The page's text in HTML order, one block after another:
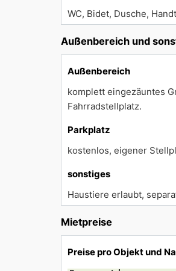
WC, Bidet, Dusche,
Außenbereich und
Außenbereich
komplett eingezäuntes
Fahrradstellplatz.
Parkplatz
kostenlos, eigener
sonstiges
Haustiere erlaubt,
Mietpreise
Preise pro Objekt und